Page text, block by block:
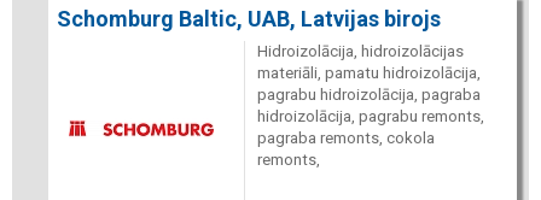
Schomburg Baltic, UAB, Latvijas birojs
Hidroizolācija, hidroizolācijas
materiāli, pamatu hidroizolācija,
pagrabu hidroizolācija, pagraba
hidroizolācija, pagrabu remonts,
pagraba remonts, cokola
remonts,